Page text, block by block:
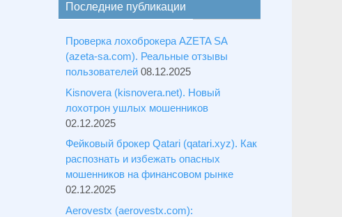
Последние публикации
Проверка лохоброкера AZETA SA
(azeta-sa.com). Реальные отзывы
пользователей 08.12.2025
Kisnovera (kisnovera.net). Новый
лохотрон ушлых мошенников
02.12.2025
Фейковый брокер Qatari (qatari.xyz). Как
распознать и избежать опасных
мошенников на финансовом рынке
02.12.2025
Aerovestx (aerovestx.com):